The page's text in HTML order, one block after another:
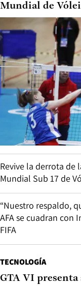
Mundial de
Revive la derrota de
Mundial Sub 17 de
“Nuestro respaldo,
AFA se cuadran con
FIFA
TECNOLOGÍA
GTA VI